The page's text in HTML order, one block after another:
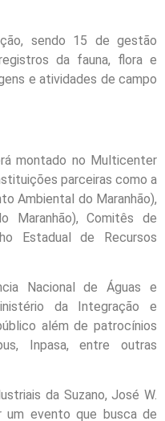
sendo 15 de gestão
da fauna, flora e
e atividades de campo
montado no Multicenter
parceiras como a
Ambiental do Maranhão),
Maranhão), Comitês de
Estadual de Recursos
Nacional de Águas e
da Integração e
além de patrocínios
Inpasa, entre outras
da Suzano, José W.
um evento que busca de